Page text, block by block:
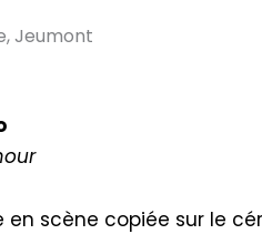
Jeumont
en scène copiée sur le